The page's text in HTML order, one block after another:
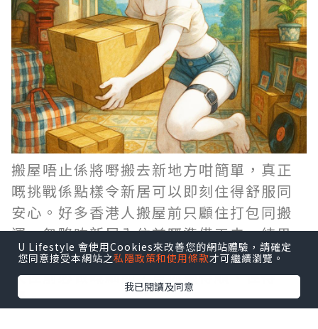
搬屋唔止係將嘢搬去新地方咁簡單，真正
嘅挑戰係點樣令新居可以即刻住得舒服同
安心。好多香港人搬屋前只顧住打包同搬
運，忽略咗新居入住前嘅準備工夫，結果
搬完之後仲要執手尾。今次同大家分享6個
入住前必做嘅細節，幫你搬得順、住得
穩。
U Lifestyle 會使用Cookies來改善您的網站體驗，請確定
您同意接受本網站之私隱政策和使用條款才可繼續瀏覽。
我已閱讀及同意